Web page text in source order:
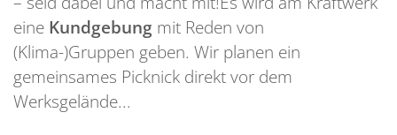
eine Kundgebung mit Reden von
(Klima-)Gruppen geben. Wir planen ein
gemeinsames Picknick direkt vor dem
Werksgelände...